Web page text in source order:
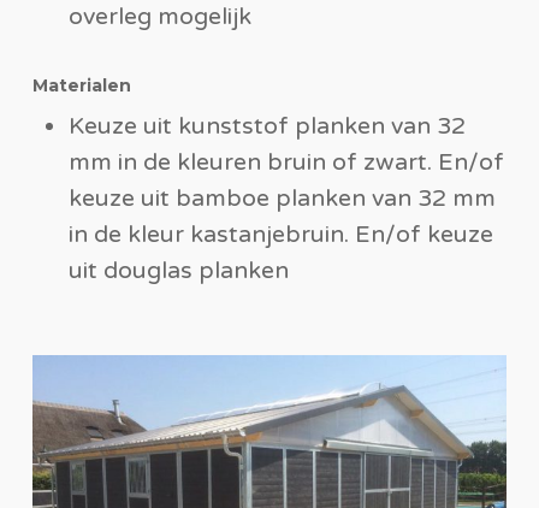
overleg mogelijk
Materialen
Keuze uit kunststof planken van 32
mm in de kleuren bruin of zwart. En/of
keuze uit bamboe planken van 32 mm
in de kleur kastanjebruin. En/of keuze
uit douglas planken